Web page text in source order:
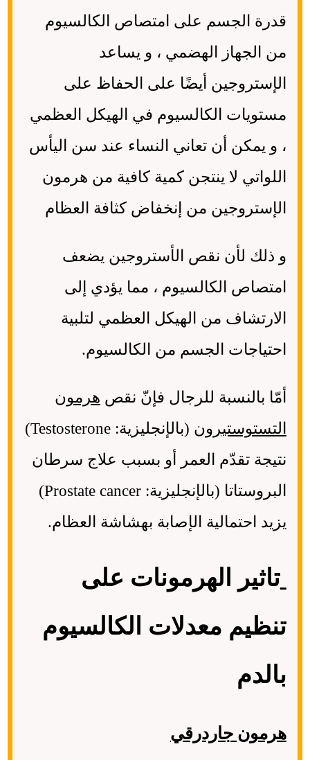
قدرة الجسم على امتصاص الكالسيوم
من الجهاز الهضمي ، و يساعد
الإستروجين أيضًا على الحفاظ على
مستويات الكالسيوم في الهيكل العظمي
، و يمكن أن تعاني النساء عند سن اليأس
اللواتي لا ينتجن كمية كافية من هرمون
الإستروجين من إنخفاض كثافة العظام
و ذلك لأن نقص الأستروجين يضعف
امتصاص الكالسيوم ، مما يؤدي إلى
الارتشاف من الهيكل العظمي لتلبية
احتياجات الجسم من الكالسيوم.
أمّا بالنسبة للرجال فإنّ نقص هرمون
التستوستيرون
(بالإنجليزية: Testosterone)
نتيجة تقدّم العمر أو بسبب علاج سرطان
البروستاتا (بالإنجليزية: Prostate cancer)
يزيد احتمالية الإصابة بهشاشة العظام.
تاثير الهرمونات على
تنظيم معدلات الكالسيوم
بالدم
هرمون جاردرقي